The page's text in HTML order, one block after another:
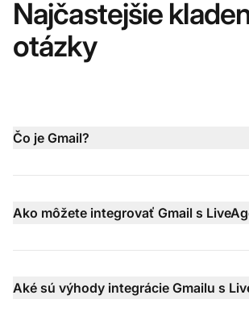
Najčastejšie
otázky
Čo je Gmail?
Ako môžete integrovať Gmail s
Aké sú výhody integrácie Gmailu s